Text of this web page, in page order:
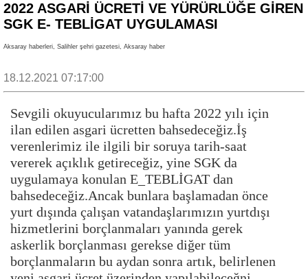
2022 ASGARİ ÜCRETİ VE YÜRÜRLÜĞE GİREN
SGK E- TEBLİGAT UYGULAMASI
Aksaray haberleri, Salihler şehri gazetesi, Aksaray haber
18.12.2021 07:17:00
Sevgili okuyucularımız bu hafta 2022 yılı için
ilan edilen asgari ücretten bahsedeceğiz.İş
verenlerimiz ile ilgili bir soruya tarih-saat
vererek açıklık getireceğiz, yine SGK da
uygulamaya konulan E_TEBLİGAT dan
bahsedeceğiz.Ancak bunlara başlamadan önce
yurt dışında çalışan vatandaşlarımızın yurtdışı
hizmetlerini borçlanmaları yanında gerek
askerlik borçlanması gerekse diğer tüm
borçlanmaların bu aydan sonra artık, belirlenen